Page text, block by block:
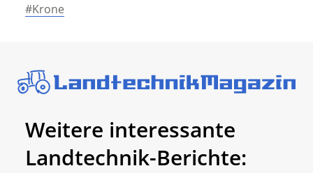
#Krone
Weitere interessante
Landtechnik-Berichte: